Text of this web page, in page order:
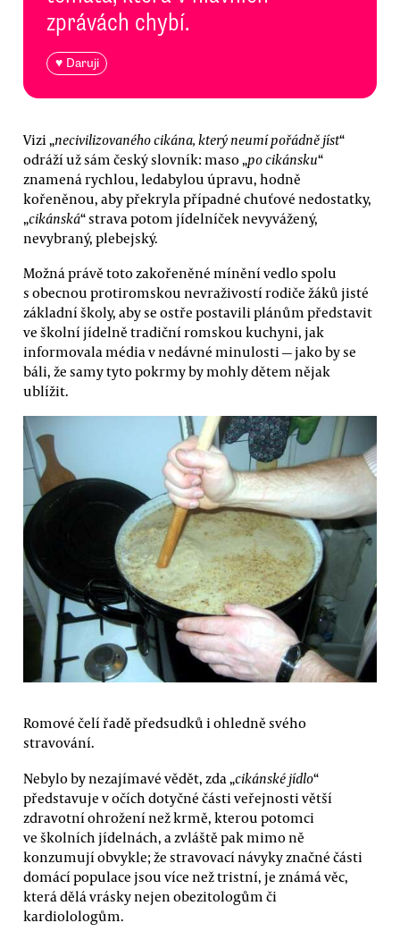
zprávách chybí.
♥ Daruji
Vizi „necivilizovaného cikána, který neumí pořádně jíst“
odráží už sám český slovník: maso „po cikánsku“
znamená rychlou, ledabylou úpravu, hodně
kořeněnou, aby překryla případné chuťové nedostatky,
„cikánská“ strava potom jídelníček nevyvážený,
nevybraný, plebejský.
Možná právě toto zakořeněné mínění vedlo spolu
s obecnou protiromskou nevraživostí rodiče žáků jisté
základní školy, aby se ostře postavili plánům představit
ve školní jídelně tradiční romskou kuchyni, jak
informovala média v nedávné minulosti — jako by se
báli, že samy tyto pokrmy by mohly dětem nějak
ublížit.
Romové čelí řadě předsudků i ohledně svého
stravování.
Nebylo by nezajímavé vědět, zda „cikánské jídlo“
představuje v očích dotyčné části veřejnosti větší
zdravotní ohrožení než krmě, kterou potomci
ve školních jídelnách, a zvláště pak mimo ně
konzumují obvykle; že stravovací návyky značné části
domácí populace jsou více než tristní, je známá věc,
která dělá vrásky nejen obezitologům či
kardiolologům.